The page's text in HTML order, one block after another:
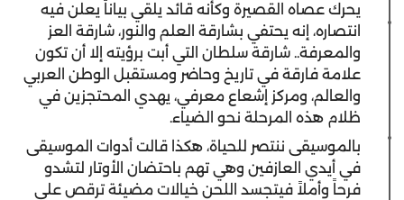
يحرك عصاه القصيرة وكأنه قائد يلقي بياناً يعلن فيه
انتصاره، إنه يحتفي بشارقة العلم والنور، شارقة العز
والمعرفة.. شارقة سلطان التي أبت برؤيته إلا أن تكون
علامة فارقة في تاريخ وحاضر ومستقبل الوطن العربي
والعالم، ومركز إشعاع معرفي، يهدي المحتجزين في
ظلام هذه المرحلة نحو الضياء.
بالموسيقى ننتصر للحياة، هكذا قالت أدوات الموسيقى
في أيدي العازفين وهي تهم باحتضان الأوتار لتشدو
فرحاً وأملاً فيتجسد اللحن خيالات مضيئة ترقص على